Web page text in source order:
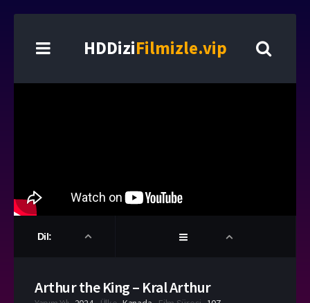
HDDiziFilmizle.vip
Dil:
Arthur the King – Kral Arthur